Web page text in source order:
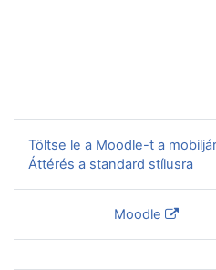
Töltse le a Moodle-t a
Áttérés a standard stílusra
Moodle